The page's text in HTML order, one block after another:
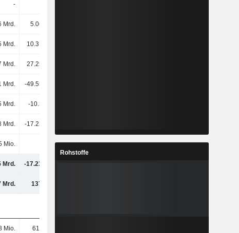
-
Mrd. 5.06 Mrd.
Mrd. 10.31 Mrd.
Mrd. 27.25 Mrd.
Mrd. -49.55 Mrd.
Mrd. -10.3 Mrd.
Mrd. -17.23 Mrd.
Mio. 5 Mio. -6 Mio. 3 Mio.
Mrd. -17.23 Mrd.
Mrd. 137 Mrd.
Mio. 610 Mio.
Rohstoffe